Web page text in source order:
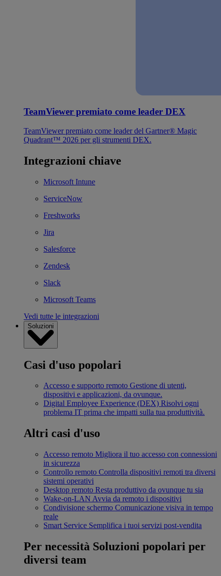
TeamViewer premiato come leader DEX
TeamViewer premiato come leader del Gartner® Magic
Quadrant™ 2026 per gli strumenti DEX.
Integrazioni chiave
Microsoft Intune
ServiceNow
Freshworks
Jira
Salesforce
Zendesk
Slack
Microsoft Teams
Vedi tutte le integrazioni
Soluzioni
Casi d'uso popolari
Accesso e supporto remoto Gestione di utenti,
dispositivi e applicazioni, da ovunque.
Digital Employee Experience (DEX) Risolvi ogni
problema IT prima che impatti sulla tua produttività.
Altri casi d'uso
Accesso remoto Migliora il tuo accesso con connessioni
in sicurezza
Controllo remoto Controlla dispositivi remoti tra diversi
sistemi operativi
Desktop remoto Resta produttivo da ovunque tu sia
Wake-on-LAN Avvia da remoto i dispositivi
Condivisione schermo Comunicazione visiva in tempo
reale
Smart Service Semplifica i tuoi servizi post-vendita
Per necessità Soluzioni popolari per
diversi team